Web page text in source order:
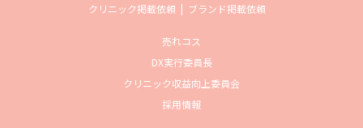
クリニック掲載依頼
ブランド掲載依頼
売れコス
DX実行委員長
クリニック収益向上委員会
採用情報